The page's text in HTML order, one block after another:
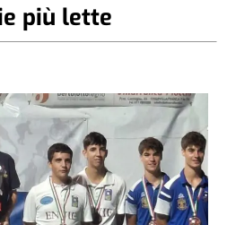
più lette